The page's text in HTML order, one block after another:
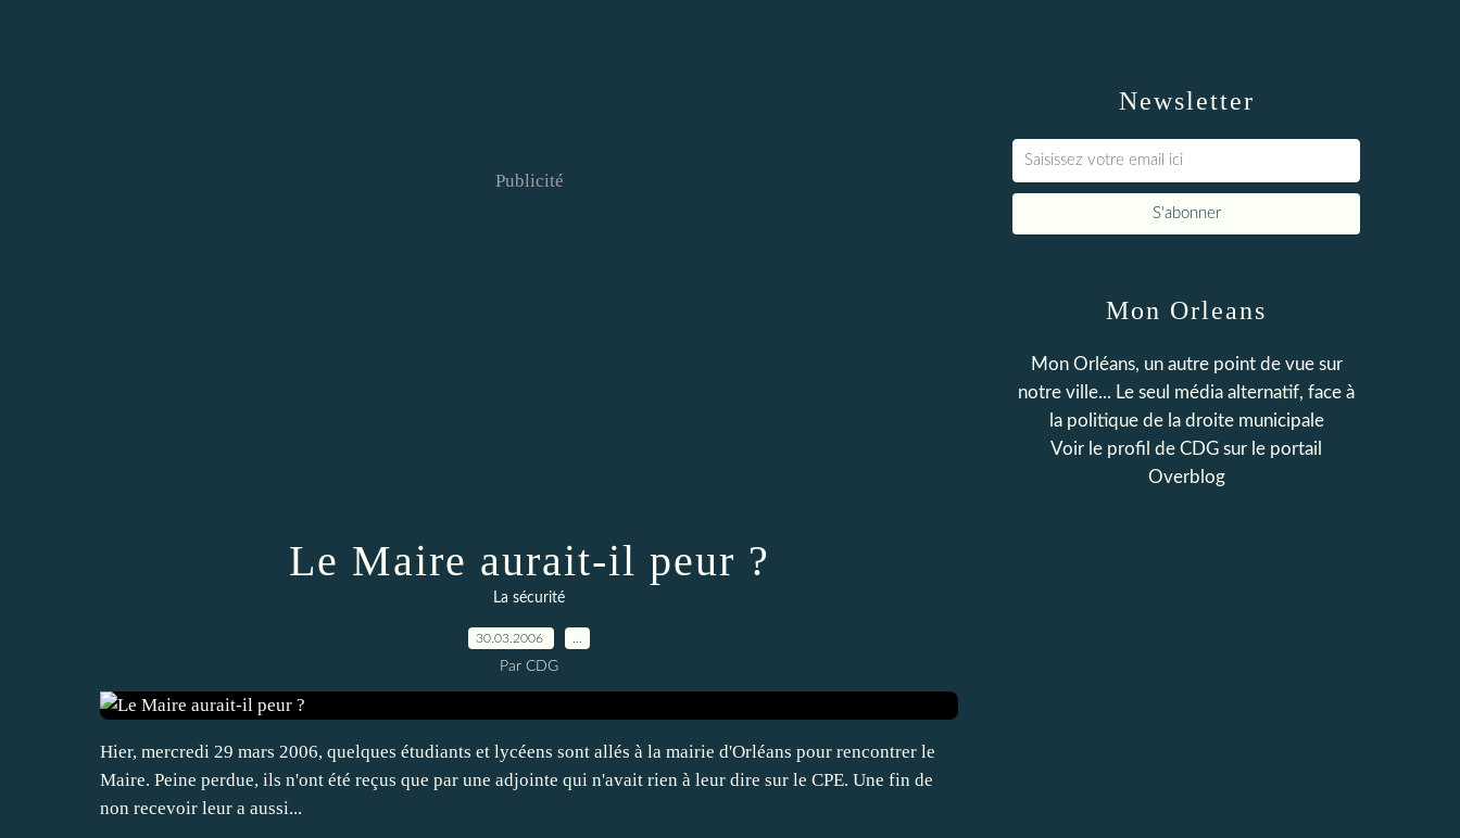
Publicité
Le Maire aurait-il peur ?
La sécurité
30.03.2006
Par CDG
Hier, mercredi 29 mars 2006, quelques étudiants et lycéens sont allés à la mairie d'Orléans pour rencontrer le
Maire. Peine perdue, ils n'ont été reçus que par une adjointe qui n'avait rien à leur dire sur le CPE. Une fin de
non recevoir leur a aussi...
Newsletter
Mon Orleans
Mon Orléans, un autre point de vue sur
notre ville... Le seul média alternatif, face à
la politique de la droite municipale
Voir le profil de CDG sur le portail
Overblog